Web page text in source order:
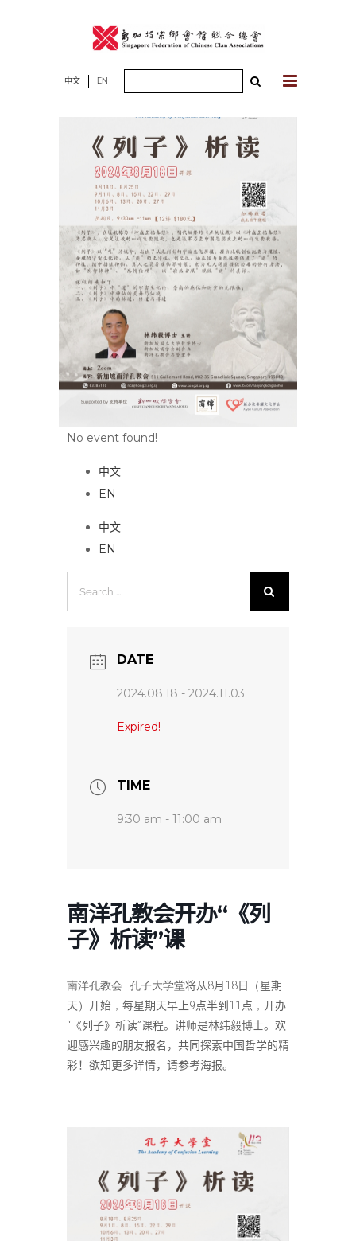
中文 EN
No event found!
中文
EN
中文
EN
DATE
2024.08.18 - 2024.11.03
Expired!
TIME
9:30 am - 11:00 am
南洋孔教会开办“《列
子》析读”课
南洋孔教会 · 孔子大学堂将从8月 18日 （星期
天） 开始 ， 每星期天早上9点半到 11 点 ， 开办
“ 《列子》析读”课程。讲师是林纬毅博士。欢
迎感兴趣的朋友报名，共同探索中国哲学的精
彩！ 欲知更多详情，请参考海报。